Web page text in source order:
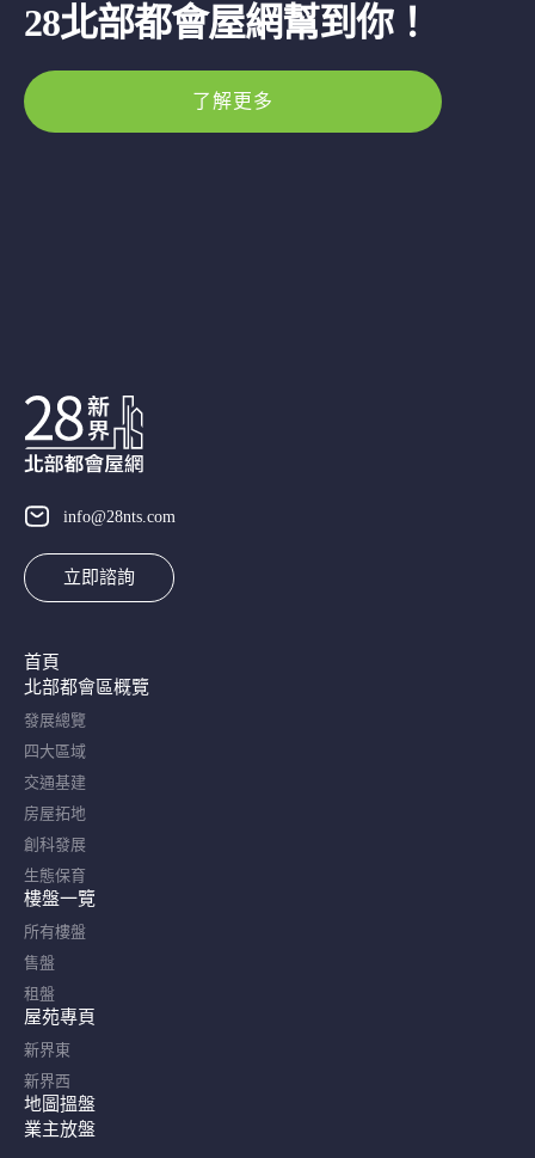
28北部都會屋網幫到你！
了解更多
info@28nts.com
立即諮詢
首頁
北部都會區概覽​
發展總覽
四大區域
交通基建
房屋拓地
創科發展
生態保育
樓盤一覽
所有樓盤
售盤
租盤
屋苑專頁
新界東
新界西
地圖搵盤
業主放盤